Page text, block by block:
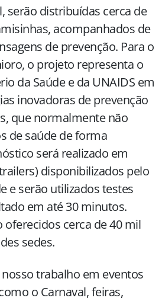
serão distribuídas cerca de
acompanhados de
de prevenção. Para o
o projeto representa o
da Saúde e da UNAIDS em
inovadoras de prevenção
que normalmente não
de saúde de forma
será realizado em
disponibilizados pelo
e serão utilizados testes
em até 30 minutos.
oferecidos cerca de 40 mil
sedes.
trabalho em eventos
o Carnaval, feiras,